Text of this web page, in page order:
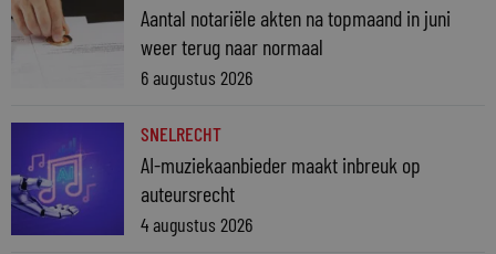
Aantal notariële akten na topmaand in juni
weer terug naar normaal
6 augustus 2026
SNELRECHT
AI-muziekaanbieder maakt inbreuk op
auteursrecht
4 augustus 2026